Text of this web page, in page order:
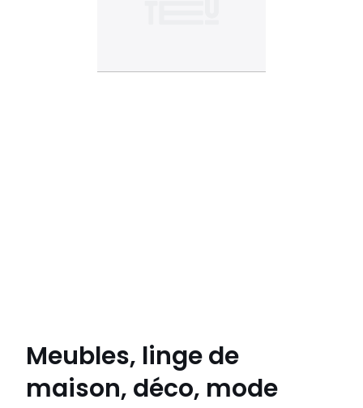
Meubles, linge de
maison, déco, mode